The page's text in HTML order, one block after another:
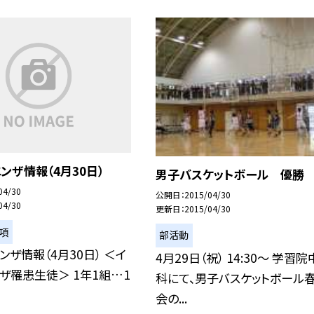
ザ情報（4月30日）
30
30
ザ情報（4月30日） ＜イ
ザ罹患生徒＞ 1年1組…1
男子バスケットボール 優勝
公開日 2015/04/30
更新日 2015/04/30
部活動
4月29日（祝） 14:30〜 学習院
科にて、男子バスケットボール
会の...